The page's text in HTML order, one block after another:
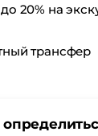
20% на
трансфер